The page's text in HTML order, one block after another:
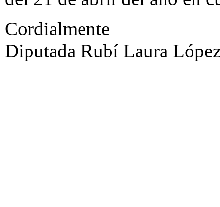
Cordialmente
Diputada Rubí Laura